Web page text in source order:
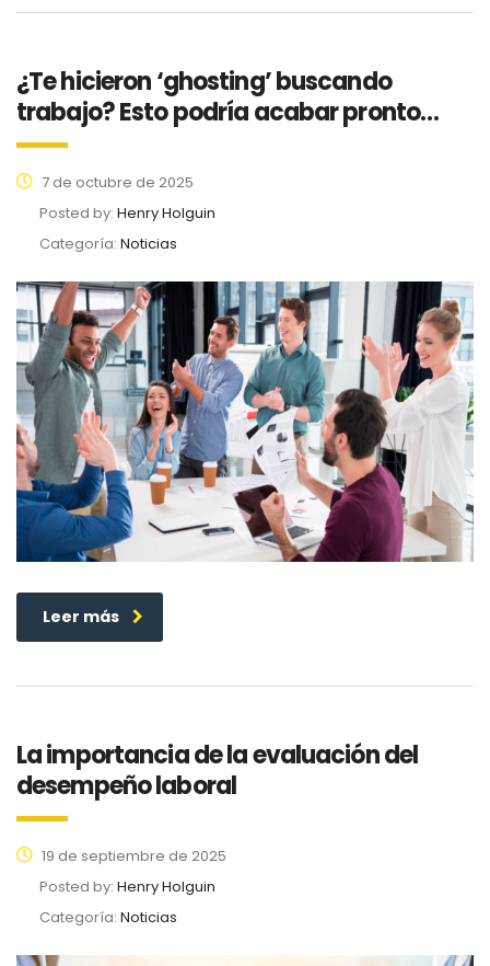
¿Te hicieron ‘ghosting’ buscando
trabajo? Esto podría acabar pronto…
7 de octubre de 2025
Posted by: Henry Holguin
Categoría: Noticias
Leer más
La importancia de la evaluación del
desempeño laboral
19 de septiembre de 2025
Posted by: Henry Holguin
Categoría: Noticias